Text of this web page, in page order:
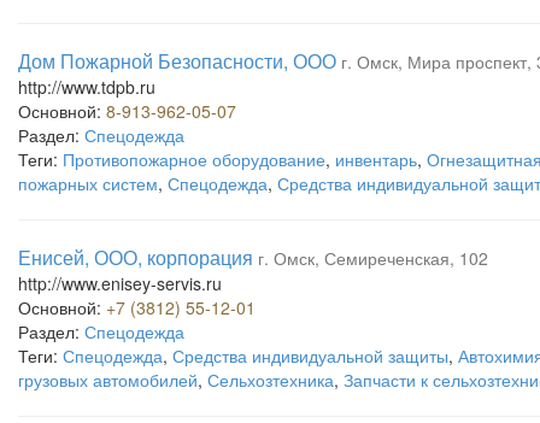
Дом Пожарной Безопасности, ООО г. Омск, Мира проспект,
http://www.tdpb.ru
Основной: 8-913-962-05-07
Раздел: Спецодежда
Теги: Противопожарное оборудование, инвентарь,
пожарных систем, Спецодежда, Средства индивидуальной
Енисей, ООО, корпорация г. Омск, Семиреченская, 102
http://www.enisey-servis.ru
Основной: +7 (3812) 55-12-01
Раздел: Спецодежда
Теги: Спецодежда, Средства индивидуальной защиты,
грузовых автомобилей, Сельхозтехника, Запчасти к